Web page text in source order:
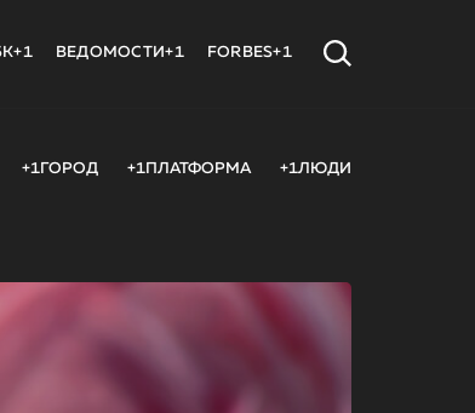
ВЕДОМОСТИ+1 FORBES+1
+1ГОРОД +1ПЛАТФОРМА +1ЛЮДИ